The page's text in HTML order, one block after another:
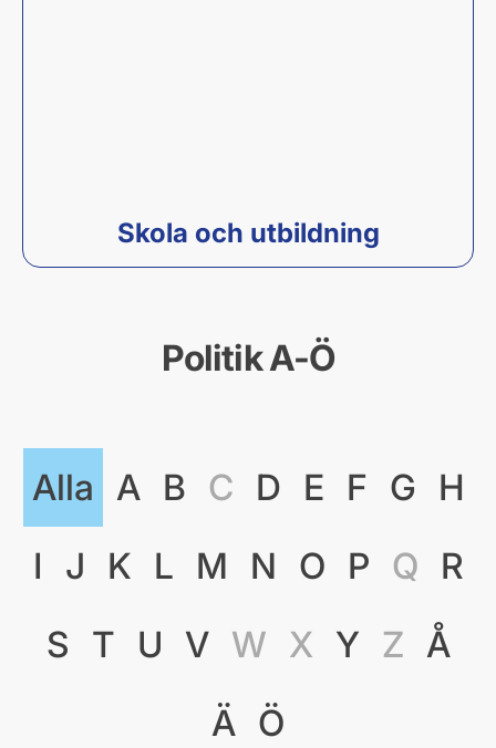
Skola och utbildning
Politik A-Ö
Alla A B C D E F G
H
I
J K L M N O P Q R
S T U V W X Y Z Å
Ä Ö